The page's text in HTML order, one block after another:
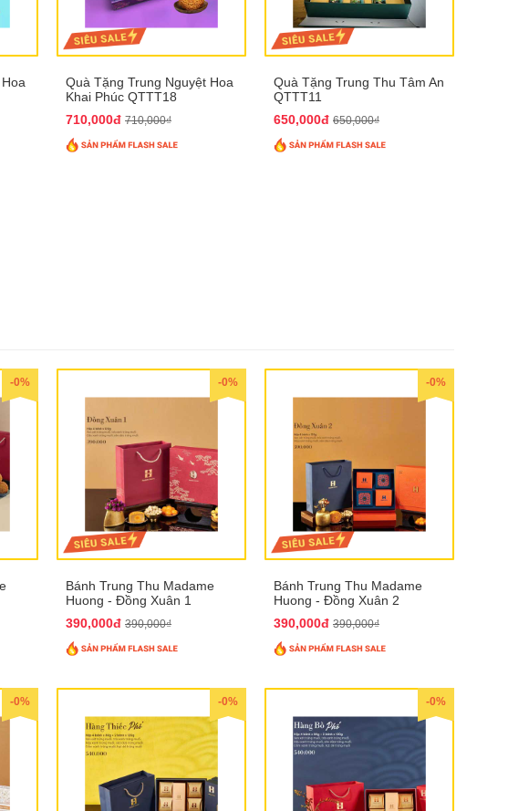
Quà Tặng Trung Nguyệt Hoa
Khai Phúc QTTT18
710,000đ 710,000₫
Quà Tặng Trung Thu Tâm An
QTTT11
650,000đ 650,000₫
-0% -0%
Bánh Trung Thu Madame
Huong - Đồng Xuân 1
390,000đ 390,000₫
-0%
Bánh Trung Thu Madame
Huong - Đồng Xuân 2
390,000đ 390,000₫
-0% -0% -0%